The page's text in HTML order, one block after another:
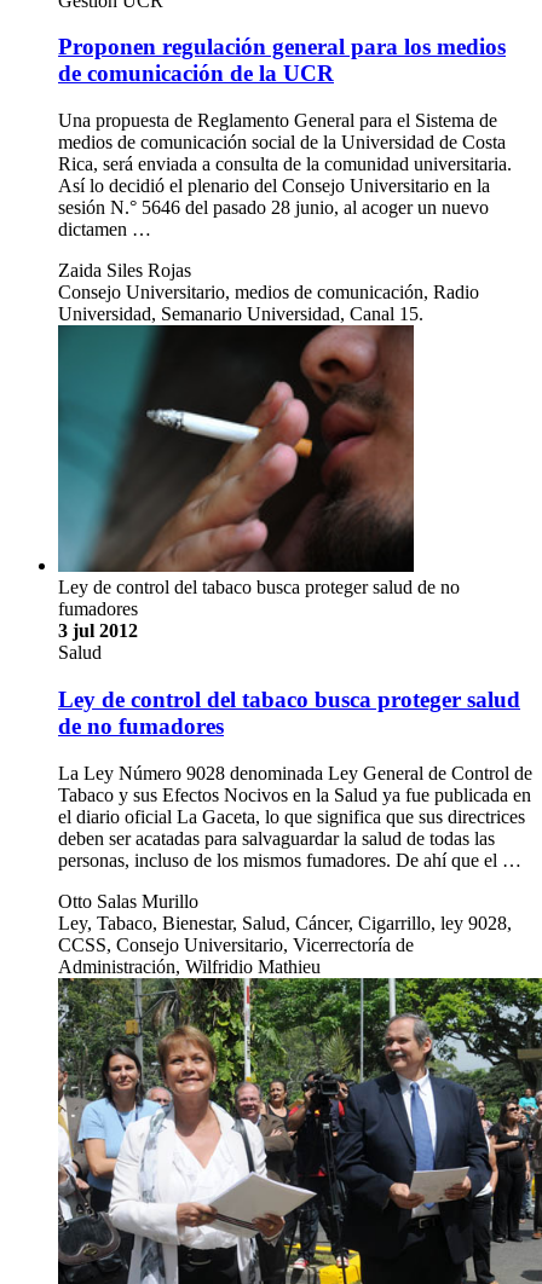
Proponen regulación general para los medios
de comunicación de la UCR
Una propuesta de Reglamento General para el Sistema de
medios de comunicación social de la Universidad de Costa
Rica, será enviada a consulta de la comunidad universitaria.
Así lo decidió el plenario del Consejo Universitario en la
sesión N.° 5646 del pasado 28 junio, al acoger un nuevo
dictamen …
Zaida Siles Rojas
Consejo Universitario, medios de comunicación, Radio
Universidad, Semanario Universidad, Canal 15.
Ley de control del tabaco busca proteger salud de no
fumadores
3 jul 2012
Salud
Ley de control del tabaco busca proteger salud
de no fumadores
La Ley Número 9028 denominada Ley General de Control de
Tabaco y sus Efectos Nocivos en la Salud ya fue publicada en
el diario oficial La Gaceta, lo que significa que sus directrices
deben ser acatadas para salvaguardar la salud de todas las
personas, incluso de los mismos fumadores. De ahí que el …
Otto Salas Murillo
Ley, Tabaco, Bienestar, Salud, Cáncer, Cigarrillo, ley 9028,
CCSS, Consejo Universitario, Vicerrectoría de
Administración, Wilfridio Mathieu